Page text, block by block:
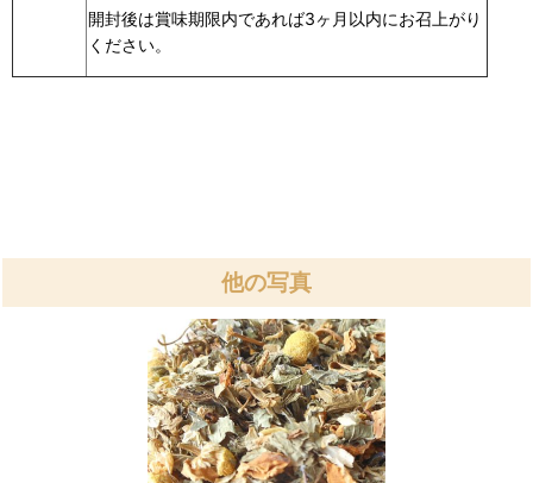
開封後は賞味期限内であれば3ヶ月以内にお召上がり
ください。
他の写真